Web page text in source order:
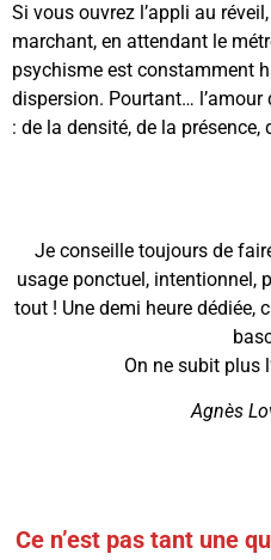
Si vous ouvrez l’appli au
marchant, en attendant le
psychisme est constamment
dispersion. Pourtant… l’amour
: de la densité, de la
Je conseille toujours de
usage ponctuel, intentionnel,
tout ! Une demi heure dédiée,
On ne subit plus
Agnès
Ce n’est pas tant une